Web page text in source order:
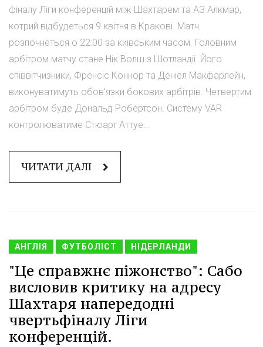
фіналу Ліги конференцій між Шахтарем та АЗ Алкмар,
котрий відбудеться 9 квітня в Кракові. Матч
розпочнеться о 22:00 за київським часом. Головним
арбітром матчу стане Нік Волш з Шотландії. Його
співвітчизники, Френсіс Коннор та Деніел Макфарлейн,
виконуватимуть обов'язки бокових арбітрів. Четвертим
арбітром буде Дональд Робертсон. Систему VAR
контролюватиме Стюарт Аттуе...
ЧИТАТИ ДАЛІ
АНГЛІЯ ФУТБОЛІСТ НІДЕРЛАНДИ
"Це справжнє піжонство": Сабо
висловив критику на адресу
Шахтаря напередодні
чвертьфіналу Ліги
конференцій.